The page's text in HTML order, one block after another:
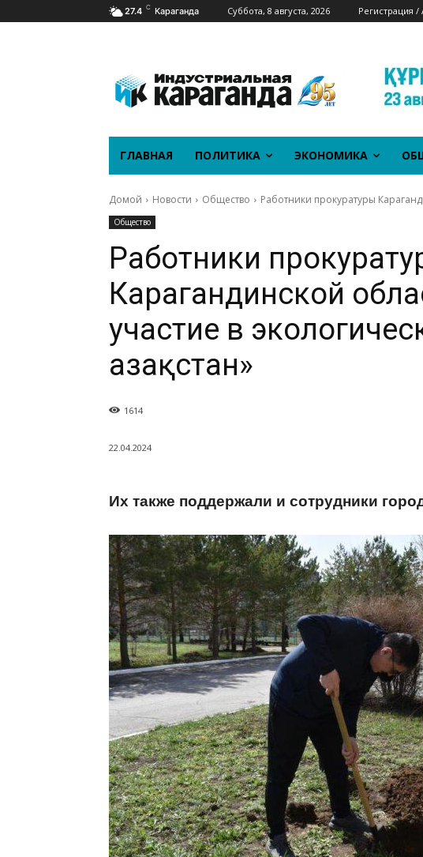
27.4 C Караганда Суббота, 8 августа, 2026 Регистрация /
ГЛАВНАЯ ПОЛИТИКА ЭКОНОМИКА
Домой Новости Общество Работники прокуратуры
Общество
Работники
Карагандинской
участие в
Қазақстан»
1614
22.04.2024
Их также поддержали и сотрудники